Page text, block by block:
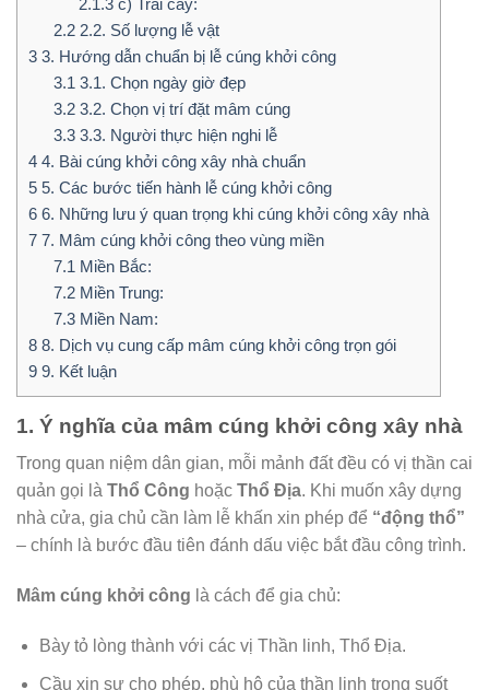
2.22.2. Số lượng lễ vật
3 3. Hướng dẫn chuẩn bị lễ cúng khởi công
3.1 3.1. Chọn ngày giờ đẹp
3.23.2. Chọn vị trí đặt mâm cúng
3.33.3. Người thực hiện nghi lễ
4 4. Bài cúng khởi công xây nhà chuẩn
5 5. Các bước tiến hành lễ cúng khởi công
6 6. Những lưu ý quan trọng khi cúng khởi công xây nhà
7 7. Mâm cúng khởi công theo vùng miền
7.1 Miền Bắc:
7.2Miền Trung:
7.3Miền Nam:
8 8. Dịch vụ cung cấp mâm cúng khởi công trọn gói
9 9. Kết luận
1. Ý nghĩa của mâm cúng khởi công xây nhà
Trong quan niệm dân gian, mỗi mảnh đất đều có vị thần cai
quản gọi là Thổ Công hoặc Thổ Địa. Khi muốn xây dựng
nhà cửa, gia chủ cần làm lễ khấn xin phép để “động thổ”
– chính là bước đầu tiên đánh dấu việc bắt đầu công trình.
Mâm cúng khởi công là cách để gia chủ:
Bày tỏ lòng thành với các vị Thần linh, Thổ Địa.
Cầu xin sự cho phép, phù hộ của thần linh trong suốt